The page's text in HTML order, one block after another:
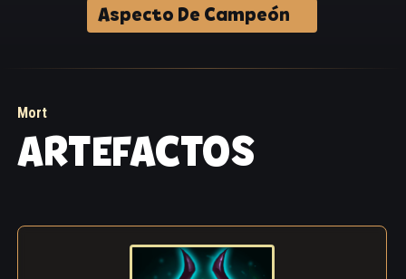
Aspecto De Campeón
Mort
ARTEFACTOS